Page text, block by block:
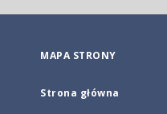
MAPA STRONY
Strona główna